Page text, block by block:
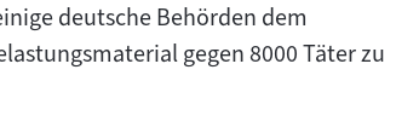
deutsche Behörden dem
gegen 8000 Täter zu